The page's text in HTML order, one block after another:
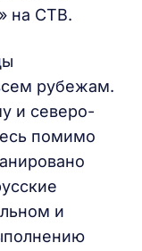
на СТВ.
рубежам.
и северо-
помимо
и